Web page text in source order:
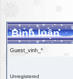
Bình luận
Guest_vinh_*
Unregistered